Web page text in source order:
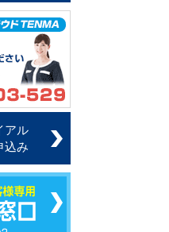
アル
込み